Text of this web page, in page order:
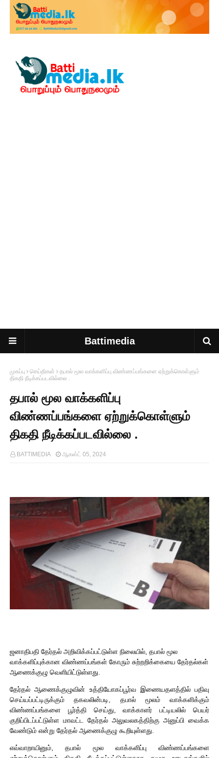
Battimedia
முகப்பு செய்திகள்
தபால் மூல வாக்களிப்பு விண்ணப்பங்களை ஏற்றுக்கொள்ளும்
திகதி நீடிக்கப்படவில்லை .
தபால் மூல வாக்களிப்பு
விண்ணப்பங்களை ஏற்றுக்கொள்ளும்
திகதி நீடிக்கப்படவில்லை .
BATTIMEDIA ஆகஸ்ட் 05, 2024
ஜனாதிபதி தேர்தல் அறிவிக்கப்பட்டுள்ள நிலையில், தபால் மூல
வாக்களிப்புக்கான விண்ணப்பங்கள் கோரும் சுற்றறிக்கையை தேர்தல்கள்
ஆணைக்குழு வெளியிட்டுள்ளது.
தேர்தல் ஆணைக்குழுவின் உத்தியோகப்பூர்வ இணையதளத்தில் பதிவு
செய்யப்பட்டிருக்கும் தகவலின்படி, தபால் மூலம் வாக்களிக்கும்
விண்ணப்பங்களை பூர்த்தி செய்து, வாக்காளர் பட்டியலில் பெயர்
குறிப்பிடப்பட்டுள்ள மாவட்ட தேர்தல் அலுவலகத்திற்கு அனுப்பி வைக்க
வேண்டும் என்று தேர்தல் ஆணைக்குழு கூறியுள்ளது.
எவ்வாறாயினும், தபால் மூல வாக்களிப்பு விண்ணப்பங்களை